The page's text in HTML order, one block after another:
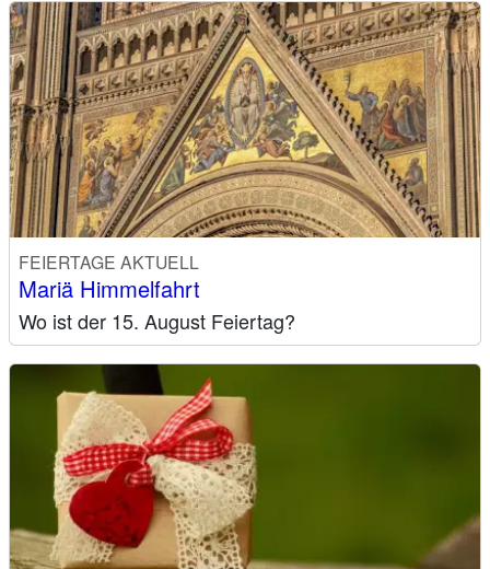
FEIERTAGE AKTUELL
Mariä Himmelfahrt
Wo ist der 15. August Feiertag?